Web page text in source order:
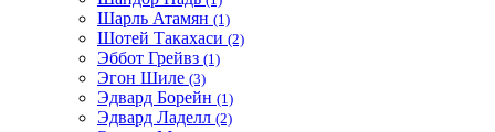
Шарль Атамян (1)
Шотей Такахаси (2)
Эббот Грейвз (1)
Эгон Шиле (3)
Эдвард Борейн (1)
Эдвард Ладелл (2)